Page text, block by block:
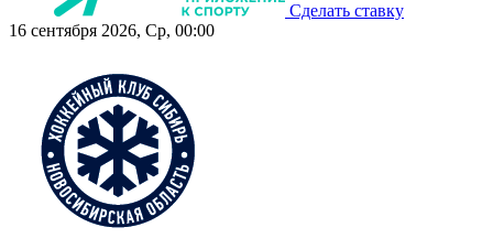
Сделать ставку
16 сентября 2026, Ср, 00:00